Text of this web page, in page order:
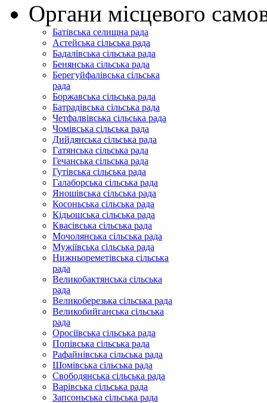
Органи місцевого
Батівська селищна рада
Астейська сільська рада
Бадалівська сільська рада
Бенянська сільська рада
Берегуйфалівська сільська
рада
Боржавська сільська рада
Батрадівська сільська рада
Четфалвівська сільська рада
Чомівська сільська рада
Дийдянська сільська рада
Гатянська сільська рада
Гечанська сільська рада
Гутівська сільська рада
Галаборська сільська рада
Яношівська сільська рада
Косоньська сільська рада
Кідьошська сільська рада
Квасівська сільська рада
Мочолянська сільська рада
Мужіївська сільська рада
Нижньореметівська сільська
рада
Великобактянська сільська
рада
Великоберезька сільська рада
Великобийганська сільська
рада
Оросіївська сільська рада
Попівська сільська рада
Рафайнівська сільська рада
Шомівська сільська рада
Свободянська сільська рада
Варівська сільська рада
Запсоньська сільська рада